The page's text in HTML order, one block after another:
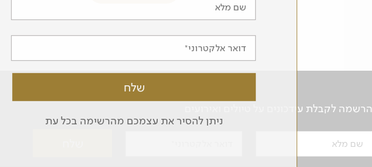
הרשמה לקבלת עידכונים על טיולים ואירועים
שם מלא
שם מלא
דואר אלקטרוני
ניתן להסיר את עצמכם מהרשימה בכל עת